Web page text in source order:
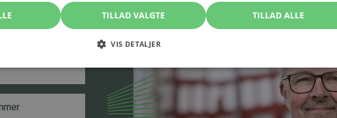
indledende
og
TILLAD VALGTE TILLAD ALLE
VIS DETALJER